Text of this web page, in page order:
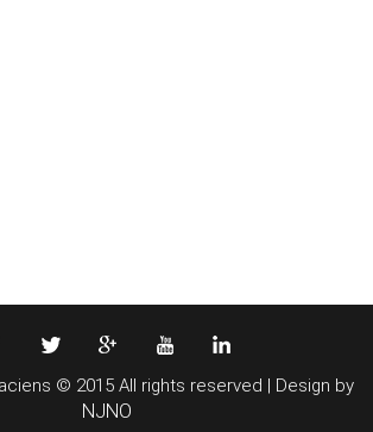
© 2015 All rights reserved | Design by
NJNO